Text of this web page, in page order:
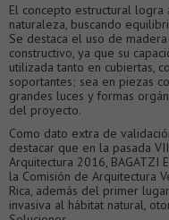
El concepto estructural
naturaleza, buscando
Se destaca el uso de
constructivo, ya que su
utilizada tanto en cubiertas,
soportantes; sea en piezas
grandes luces y formas
del proyecto.
Como dato extra de
destacar que en la pasada
Arquitectura 2016, BAGATZI
la Comisión de Arquitectura
Rica, además del primer
invasiva al hábitat natural,